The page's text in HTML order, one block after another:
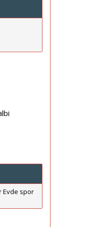
Evde spor